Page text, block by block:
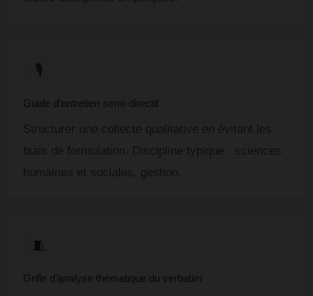
🎙️
Guide d’entretien semi-directif
Structurer une collecte qualitative en évitant les
biais de formulation. Discipline typique : sciences
humaines et sociales, gestion.
🧵
Grille d’analyse thématique du verbatim